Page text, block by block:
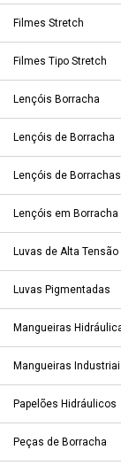
Filmes Stretch
Filmes Tipo Stretch
Lençóis Borracha
Lençóis de Borracha
Lençóis de Borrachas
Lençóis em Borracha
Luvas de Alta Tensão
Luvas Pigmentadas
Mangueiras
Mangueiras
Papelões Hidráulicos
Peças de Borracha